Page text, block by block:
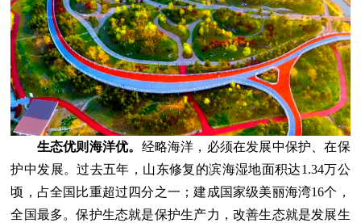
生态优则海洋优。 经略海洋，必须在发展中保护、在保
护中发展。过去五年，山东修复的滨海湿地面积达1.34万公
顷，占全国比重超过四分之一；建成国家级美丽海湾16个，
全国最多。保护生态就是保护生产力，改善生态就是发展生